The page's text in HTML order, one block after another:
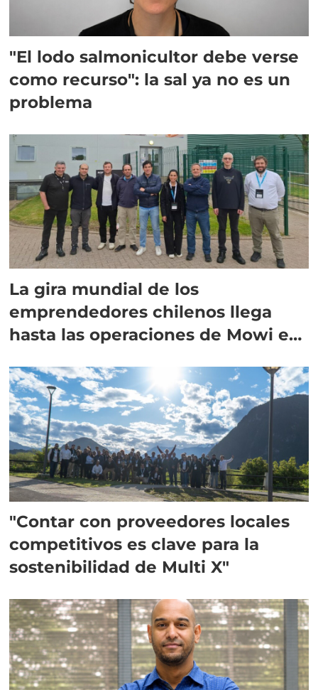
"El lodo salmonicultor debe verse
como recurso": la sal ya no es un
problema
La gira mundial de los
emprendedores chilenos llega
hasta las operaciones de Mowi en
"Contar con proveedores locales
competitivos es clave para la
sostenibilidad de Multi X"